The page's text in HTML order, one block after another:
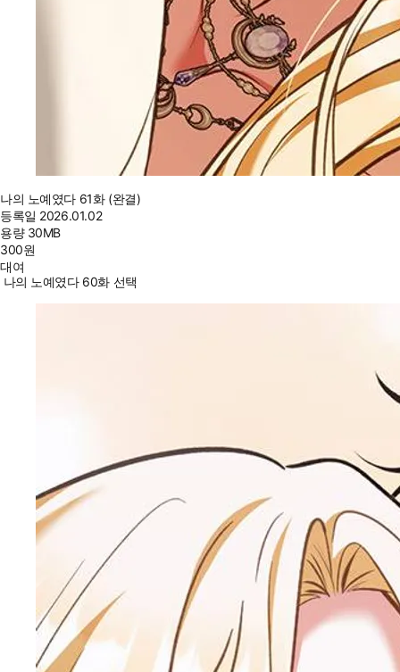
나의 노예였다 61화 (완결)
등록일 2026.01.02
용량 30MB
300원
대여
나의 노예였다 60화 선택